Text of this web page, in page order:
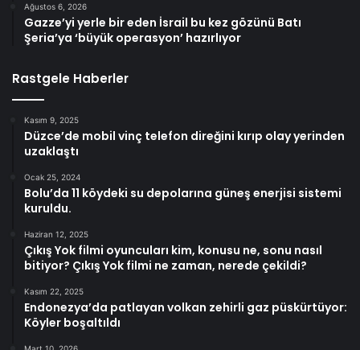
Ağustos 6, 2026
Gazze’yi yerle bir eden İsrail bu kez gözünü Batı
Şeria’ya ‘büyük operasyon’ hazırlıyor
Rastgele Haberler
Kasım 9, 2025
Düzce’de mobil vinç telefon direğini kırıp olay yerinden
uzaklaştı
Ocak 25, 2024
Bolu’da 11 köydeki su depolarına güneş enerjisi sistemi
kuruldu.
Haziran 12, 2025
Çıkış Yok filmi oyuncuları kim, konusu ne, sonu nasıl
bitiyor? Çıkış Yok filmi ne zaman, nerede çekildi?
Kasım 22, 2025
Endonezya’da patlayan volkan zehirli gaz püskürtüyor:
Köyler boşaltıldı
Mart 10, 2026